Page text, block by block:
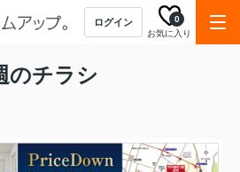
ログイン
お気に入り
0
のチラシ